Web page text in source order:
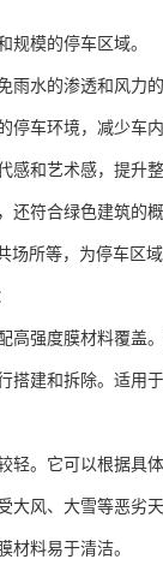
规模的停车区域。
水的渗透和风力的
车环境，减少车
和艺术感，提升
符合绿色建筑的概
所等，为停车区
强度膜材料覆盖
建和拆除。适用
。它可以根据具
风、大雪等恶劣天
材料易于清洁。